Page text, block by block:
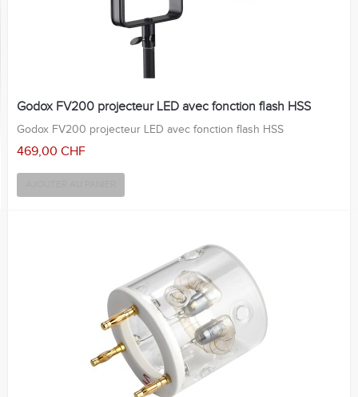
Godox FV200 projecteur LED avec fonction flash HSS
Godox FV200 projecteur LED avec fonction flash HSS
469,00 CHF